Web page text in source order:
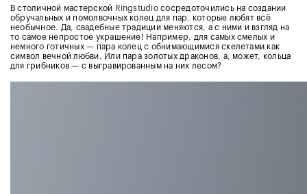
В столичной мастерской Ringstudioсосредоточились на создании
обручальных и помолвочных колец для пар, которые любят всё
необычное. Да, свадебные традиции меняются, а с ними и взгляд на
то самое непростое украшение! Например, для самых смелых и
немного готичных — пара колец с обнимающимися скелетами как
символ вечной любви. Или пара золотых драконов, а, может, кольца
для грибников — с выгравированным на них лесом?